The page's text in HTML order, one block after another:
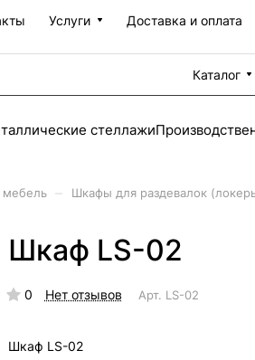
Услуги Доставка и оплата
Каталог
стеллажи
мебель Шкафы для раздевалок
Шкаф LS-02
0 Нет отзывов Арт. LS-02
Шкаф LS-02